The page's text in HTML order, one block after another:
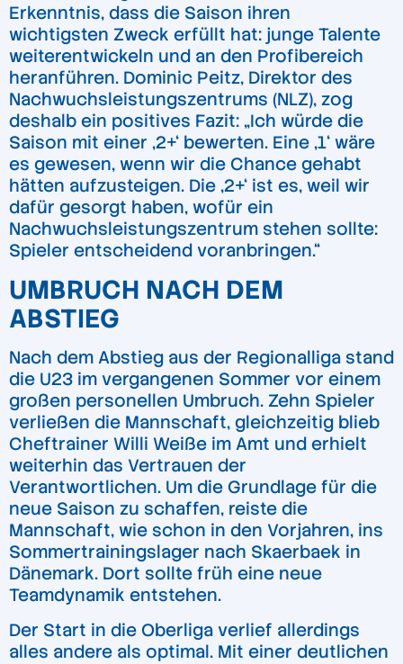
Erkenntnis, dass die Saison ihren
wichtigsten Zweck erfüllt hat: junge Talente
weiterentwickeln und an den Profibereich
heranführen. Dominic Peitz, Direktor des
Nachwuchsleistungszentrums (NLZ), zog
deshalb ein positives Fazit: „Ich würde die
Saison mit einer ‚2+‘ bewerten. Eine ‚1‘ wäre
es gewesen, wenn wir die Chance gehabt
hätten aufzusteigen. Die ‚2+‘ ist es, weil wir
dafür gesorgt haben, wofür ein
Nachwuchsleistungszentrum stehen sollte:
Spieler entscheidend voranbringen.“
UMBRUCH NACH DEM
ABSTIEG
Nach dem Abstieg aus der Regionalliga stand
die U23 im vergangenen Sommer vor einem
großen personellen Umbruch. Zehn Spieler
verließen die Mannschaft, gleichzeitig blieb
Cheftrainer Willi Weiße im Amt und erhielt
weiterhin das Vertrauen der
Verantwortlichen. Um die Grundlage für die
neue Saison zu schaffen, reiste die
Mannschaft, wie schon in den Vorjahren, ins
Sommertrainingslager nach Skaerbaek in
Dänemark. Dort sollte früh eine neue
Teamdynamik entstehen.
Der Start in die Oberliga verlief allerdings
alles andere als optimal. Mit einer deutlichen